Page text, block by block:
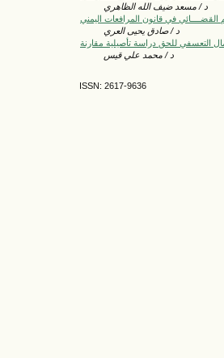
د / مسعد ضيف الله الظاهري
القضــــائي في قانون المرافعات اليمني
د / صادق يحيى العري
التعسفي للحق دراسة تأصيلية مقارنة
د / محمد علي قيس
ISSN: 2617-9636